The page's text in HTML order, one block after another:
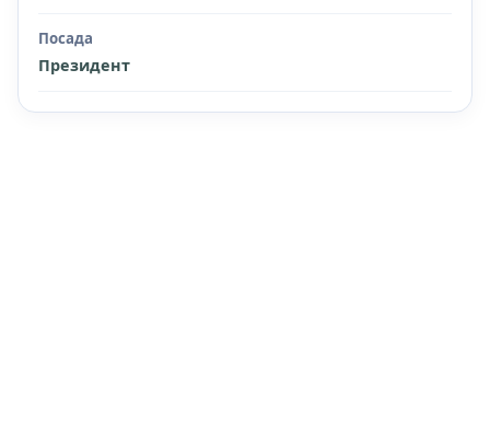
Посада
Президент